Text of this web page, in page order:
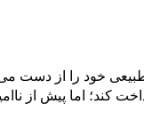
طبیعی خود را از
کند؛ اما پیش از